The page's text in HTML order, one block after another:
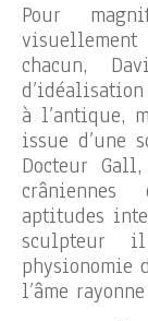
Pour
chacun,
à l’antique,
issue d’une
Docteur
aptitudes
sculpteur
physionomie
l’âme